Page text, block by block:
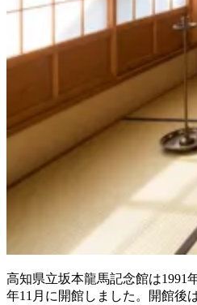
高知県立坂本龍馬記念館は1991
年11月に開館しました。開館後